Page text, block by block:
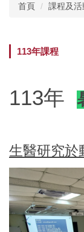
最新消息
課程列表
課程及活動照
夥伴連結
聯絡我們
首頁 課程及
113年課程
113年
生醫研究於